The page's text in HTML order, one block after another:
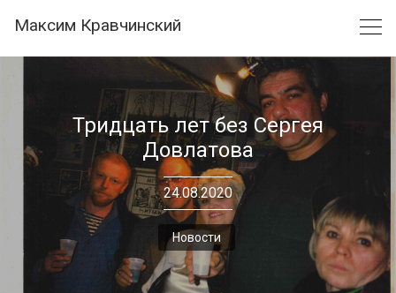
content
Максим Кравчинский
Тридцать лет без Сергея
Довлатова
24.08.2020
Новости